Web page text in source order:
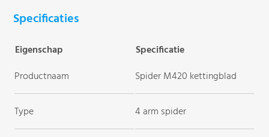
Specificaties
Eigenschap
Specificatie
Productnaam
Spider M420 kettingblad
Type 4 arm spider